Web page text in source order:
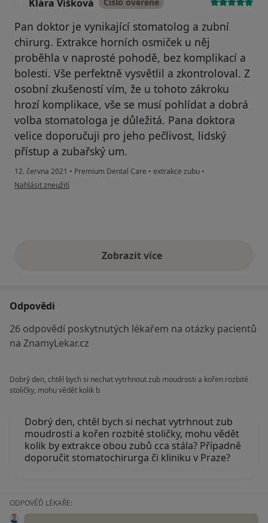
Klára Víšková Číslo ověřené
Pan doktor je vynikající stomatolog a zubní
chirurg. Extrakce horních osmiček u něj
proběhla v naprosté pohodě, bez komplikací a
bolesti. Vše perfektně vysvětlil a zkontroloval. Z
osobní zkušeností vím, že u tohoto zákroku
hrozí komplikace, vše se musí pohlídat a dobrá
volba stomatologa je důležitá. Pana doktora
velice doporučuji pro jeho pečlivost, lidský
přístup a zubařský um.
12. června 2021 • Premium Dental Care • extrakce zubu •
podle názoru uživatele Klára Víšková
Nahlásit zneužití
Zobrazit vícevýše uvedené názory
Odpovědi
26 odpovědí poskytnutých lékařem na otázky pacientů
na ZnamyLekar.cz
Dobrý den, chtěl bych si nechat vytrhnout zub moudrosti a kořen rozbité
stoličky, mohu vědět kolik b
Dobrý den, chtěl bych si nechat vytrhnout zub
moudrosti a kořen rozbité stoličky, mohu vědět
kolik by extrakce obou zubů cca stála? Případně
doporučit stomatochirurga či kliniku v Praze?
ODPOVĚĎ LÉKAŘE: